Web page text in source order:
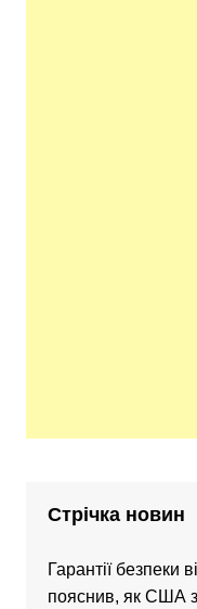
Стрічка новин
Гарантії безпеки
пояснив, як США